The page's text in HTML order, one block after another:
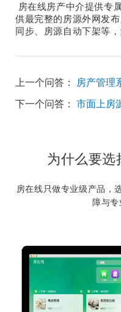
房在线房产中介提供专
供最完整的房源外网发
同步、房源自动下架等
上一个问答：
下一个问答： 市面上房
为什么要选
房在线只做专业级产品，
障与专